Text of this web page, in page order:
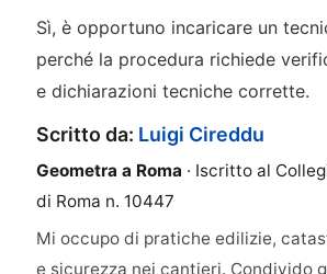
Sì, è opportuno incaricare un
perché la procedura richiede
e dichiarazioni tecniche corrette.
Scritto da: Luigi Cireddu
Geometra a Roma · Iscritto al
di Roma n. 10447
Mi occupo di pratiche edilizie,
e sicurezza nei cantieri. Condivido